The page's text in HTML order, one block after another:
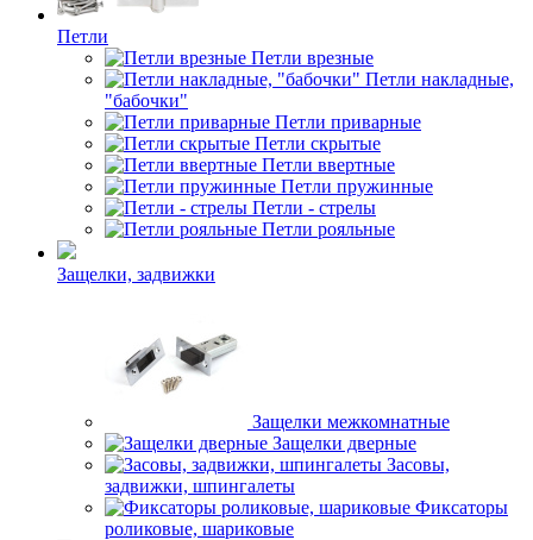
Петли
Петли врезные
Петли накладные,
"бабочки"
Петли приварные
Петли скрытые
Петли ввертные
Петли пружинные
Петли - стрелы
Петли рояльные
Защелки, задвижки
Защелки межкомнатные
Защелки дверные
Засовы,
задвижки, шпингалеты
Фиксаторы
роликовые, шариковые